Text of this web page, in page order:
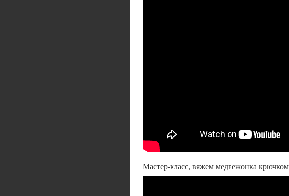
Мастер-класс, вяжем медвежонка крючком